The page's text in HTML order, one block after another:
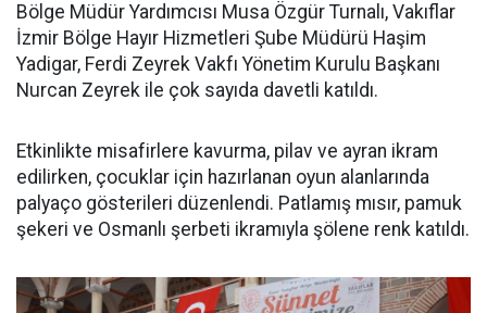
Bölge Müdür Yardımcısı Musa Özgür Turnalı, Vakıflar
İzmir Bölge Hayır Hizmetleri Şube Müdürü Haşim
Yadigar, Ferdi Zeyrek Vakfı Yönetim Kurulu Başkanı
Nurcan Zeyrek ile çok sayıda davetli katıldı.
Etkinlikte misafirlere kavurma, pilav ve ayran ikram
edilirken, çocuklar için hazırlanan oyun alanlarında
palyaço gösterileri düzenlendi. Patlamış mısır, pamuk
şekeri ve Osmanlı şerbeti ikramıyla şölene renk katıldı.